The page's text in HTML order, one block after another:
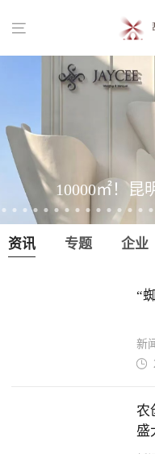

10000㎡！昆
资讯 专题 企业
“
新

农
盛